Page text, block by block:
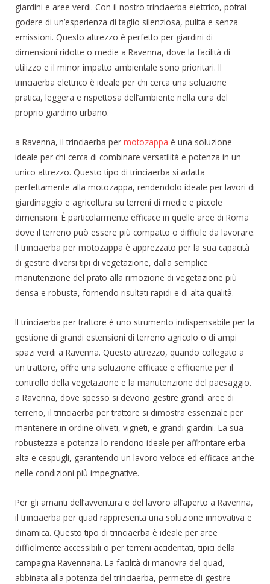
giardini e aree verdi. Con il nostro trinciaerba elettrico, potrai
godere di un’esperienza di taglio silenziosa, pulita e senza
emissioni. Questo attrezzo è perfetto per giardini di
dimensioni ridotte o medie a Ravenna, dove la facilità di
utilizzo e il minor impatto ambientale sono prioritari. Il
trinciaerba elettrico è ideale per chi cerca una soluzione
pratica, leggera e rispettosa dell’ambiente nella cura del
proprio giardino urbano.
a Ravenna, il trinciaerba per motozappa è una soluzione
ideale per chi cerca di combinare versatilità e potenza in un
unico attrezzo. Questo tipo di trinciaerba si adatta
perfettamente alla motozappa, rendendolo ideale per lavori di
giardinaggio e agricoltura su terreni di medie e piccole
dimensioni. È particolarmente efficace in quelle aree di Roma
dove il terreno può essere più compatto o difficile da lavorare.
Il trinciaerba per motozappa è apprezzato per la sua capacità
di gestire diversi tipi di vegetazione, dalla semplice
manutenzione del prato alla rimozione di vegetazione più
densa e robusta, fornendo risultati rapidi e di alta qualità.
Il trinciaerba per trattore è uno strumento indispensabile per la
gestione di grandi estensioni di terreno agricolo o di ampi
spazi verdi a Ravenna. Questo attrezzo, quando collegato a
un trattore, offre una soluzione efficace e efficiente per il
controllo della vegetazione e la manutenzione del paesaggio.
a Ravenna, dove spesso si devono gestire grandi aree di
terreno, il trinciaerba per trattore si dimostra essenziale per
mantenere in ordine oliveti, vigneti, e grandi giardini. La sua
robustezza e potenza lo rendono ideale per affrontare erba
alta e cespugli, garantendo un lavoro veloce ed efficace anche
nelle condizioni più impegnative.
Per gli amanti dell’avventura e del lavoro all’aperto a Ravenna,
il trinciaerba per quad rappresenta una soluzione innovativa e
dinamica. Questo tipo di trinciaerba è ideale per aree
difficilmente accessibili o per terreni accidentati, tipici della
campagna Ravennana. La facilità di manovra del quad,
abbinata alla potenza del trinciaerba, permette di gestire